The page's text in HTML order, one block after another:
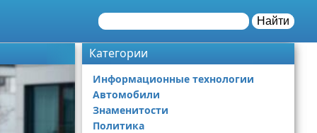
Найти
Категории
Информационные технологии
Автомобили
Знаменитости
Политика